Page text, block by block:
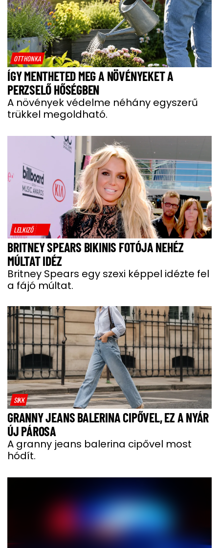
OTTHONKA
ÍGY MENTHETED MEG A NÖVÉNYEKET A
PERZSELŐ HŐSÉGBEN
A növények védelme néhány egyszerű
trükkel megoldható.
LELKIZŐ
BRITNEY SPEARS BIKINIS FOTÓJA NEHÉZ
MÚLTAT IDÉZ
Britney Spears egy szexi képpel idézte fel
a fájó múltat.
SIKK
GRANNY JEANS BALERINA CIPŐVEL, EZ A NYÁR
ÚJ PÁROSA
A granny jeans balerina cipővel most
hódít.